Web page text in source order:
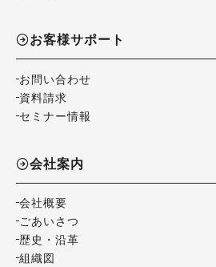
お客様サポート
お問い合わせ
資料請求
セミナー情報
会社案内
会社概要
ごあいさつ
歴史・沿革
組織図